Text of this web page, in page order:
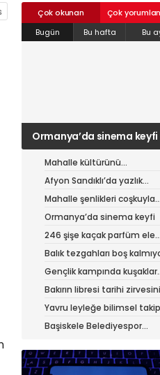
Çok okunan
Çok
Bugün
Bu hafta Bu
Ormanya’da sinema keyfi
Mahalle kültürünü
canlandıran şenlik
Afyon Sandıklı’da yazlık
patates hasadı
Mahalle şenlikleri coşkuyla
sürüyor
Ormanya’da sinema keyfi
246 şişe kaçak parfüm ele
geçirildi
Balık tezgahları boş
Gençlik kampında kuşaklar
buluştu
Bakırın libresi tarihi zirvesini
test ediyor
Yavru leyleğe bilimsel takip
Başiskele Belediyespor